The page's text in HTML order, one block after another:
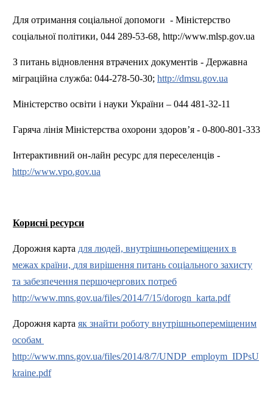
Для отримання соціальної допомоги - Міністерство
соціальної політики, 044 289-53-68, http://www.mlsp.gov.ua
З питань відновлення втрачених документів - Державна
міграційна служба: 044-278-50-30; http://dmsu.gov.ua
Міністерство освіти і науки України – 044 481-32-11
Гаряча лінія Міністерства охорони здоров’я - 0-800-801-333
Інтерактивний он-лайн ресурс для переселенців -
http://www.vpo.gov.ua
Корисні ресурси
Дорожня карта для людей, внутрішньопереміщених в
межах країни, для вирішення питань соціального захисту
та забезпечення першочергових потреб
http://www.mns.gov.ua/files/2014/7/15/dorogn_karta.pdf
Дорожня карта як знайти роботу внутрішньопереміщеним
особам
http://www.mns.gov.ua/files/2014/8/7/UNDP_employm_IDPsU
kraine.pdf